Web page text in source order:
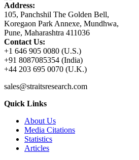
Address:
105, Panchshil The Golden Bell,
Koregaon Park Annexe, Mundhwa,
Pune, Maharashtra 411036
Contact Us:
+1 646 905 0080 (U.S.)
+91 8087085354 (India)
+44 203 695 0070 (U.K.)
sales@straitsresearch.com
Quick Links
About Us
Media Citations
Statistics
Articles